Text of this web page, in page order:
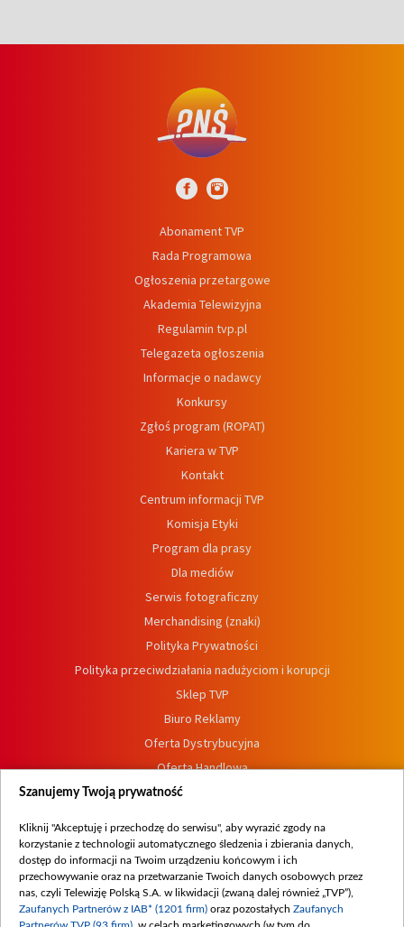
Abonament TVP
Rada Programowa
Ogłoszenia przetargowe
Akademia Telewizyjna
Regulamin tvp.pl
Telegazeta ogłoszenia
Informacje o nadawcy
Konkursy
Zgłoś program (ROPAT)
Kariera w TVP
Kontakt
Centrum informacji TVP
Komisja Etyki
Program dla prasy
Dla mediów
Serwis fotograficzny
Merchandising (znaki)
Polityka Prywatności
Polityka przeciwdziałania nadużyciom i korupcji
Sklep TVP
Biuro Reklamy
Oferta Dystrybucyjna
Oferta Handlowa
Dostępność
Procedura zgłoszeń wewnętrznych
Szanujemy Twoją prywatność
Kliknij "Akceptuję i przechodzę do serwisu", aby wyrazić zgody na
korzystanie z technologii automatycznego śledzenia i zbierania danych,
dostęp do informacji na Twoim urządzeniu końcowym i ich
przechowywanie oraz na przetwarzanie Twoich danych osobowych przez
nas, czyli Telewizję Polską S.A. w likwidacji (zwaną dalej również „TVP”),
Zaufanych Partnerów z IAB* (1201 firm) oraz pozostałych Zaufanych